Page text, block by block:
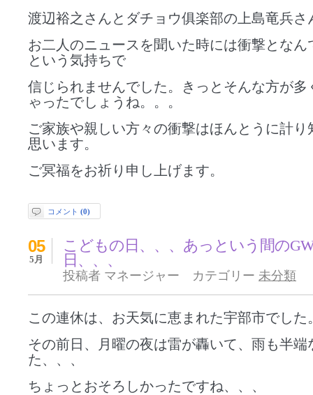
渡辺裕之さんとダチョウ俱楽部の上島竜兵さ
お二人のニュースを聞いた時には衝撃となん
という気持ちで
信じられませんでした。きっとそんな方が多
ゃったでしょうね。。。
ご家族や親しい方々の衝撃はほんとうに計り
思います。
ご冥福をお祈り申し上げます。
コメント (0)
こどもの日、、、あっという間の
日、、、
05
5月
投稿者 マネージャー カテゴリー 未分類
この連休は、お天気に恵まれた宇部市でした
その前日、月曜の夜は雷が轟いて、雨も半端
た、、、
ちょっとおそろしかったですね、、、